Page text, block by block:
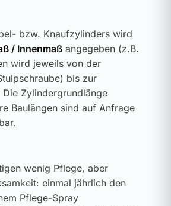
bzw. Knaufzylinders wird
/ Innenmaß angegeben (z.B.
wird jeweils von der
bis zur
Zylindergrundlänge
Baulängen sind auf Anfrage
wenig Pflege, aber
einmal jährlich den
Pflege-Spray